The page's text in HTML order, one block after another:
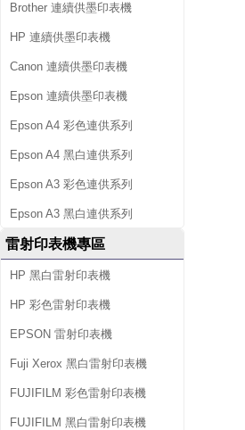
Brother 連續供墨印表機
HP 連續供墨印表機
Canon 連續供墨印表機
Epson 連續供墨印表機
Epson A4 彩色連供系列
Epson A4 黑白連供系列
Epson A3 彩色連供系列
Epson A3 黑白連供系列
雷射印表機專區
HP 黑白雷射印表機
HP 彩色雷射印表機
EPSON 雷射印表機
Fuji Xerox 黑白雷射印表機
FUJIFILM 彩色雷射印表機
FUJIFILM 黑白雷射印表機